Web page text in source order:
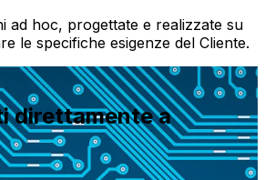
ad hoc, progettate e realizzate su
le specifiche esigenze del Cliente.
direttamente a